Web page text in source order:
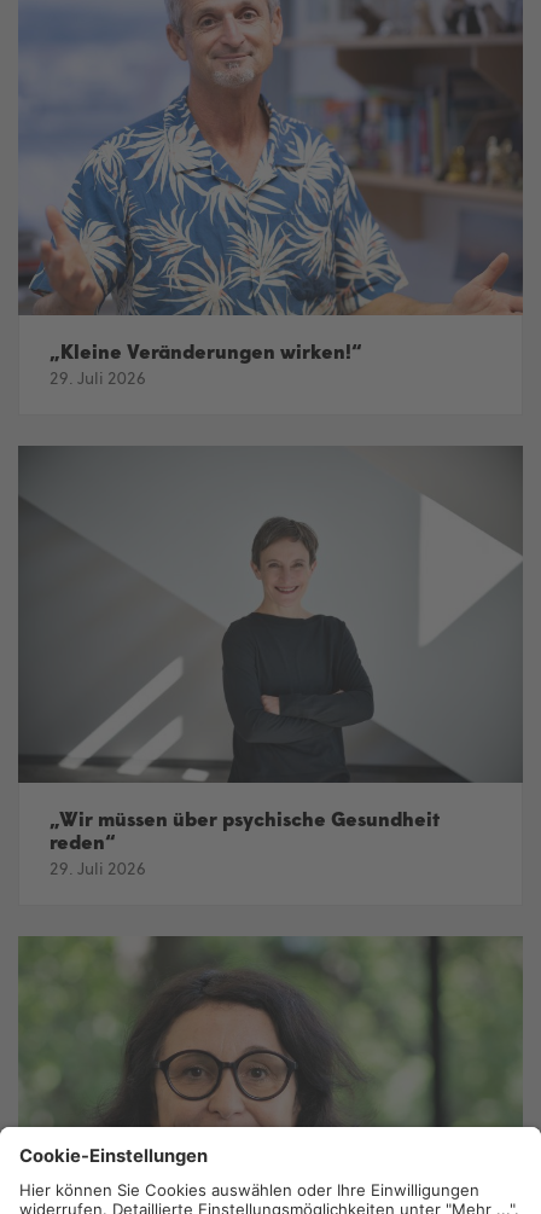
„Kleine Veränderungen wirken!“
29. Juli 2026
„Wir müssen über psychische Gesundheit
reden“
29. Juli 2026